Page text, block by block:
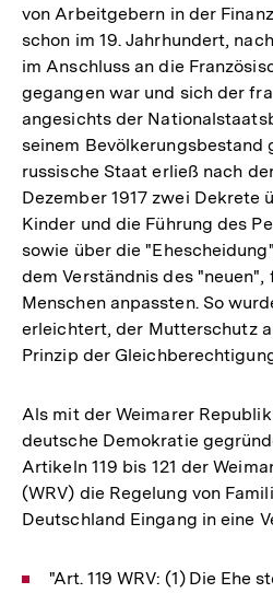
von Arbeitgebern in der
schon im 19. Jahrhundert,
im Anschluss an die
gegangen war und sich der
angesichts der
seinem Bevölkerungsbestand
russische Staat erließ nach
Dezember 1917 zwei Dekrete
Kinder und die Führung des
sowie über die
dem Verständnis des
Menschen anpassten. So
erleichtert, der Mutterschutz
Prinzip der
Als mit der Weimarer
deutsche Demokratie
Artikeln 119 bis 121 der
(WRV) die Regelung von
Deutschland Eingang in eine
"Art. 119 WRV: (1) Die Ehe